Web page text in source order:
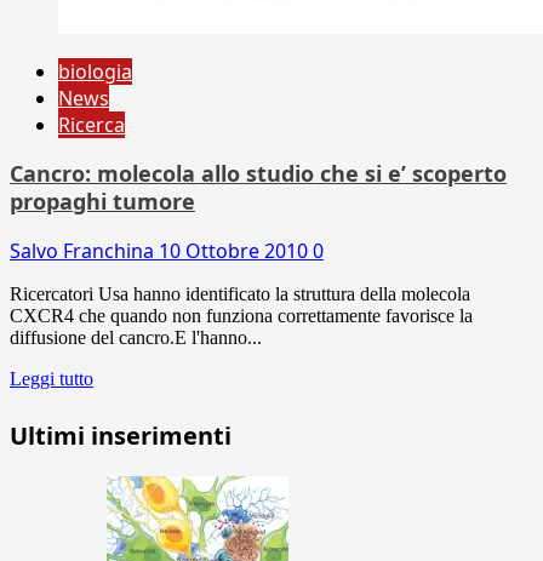
biologia
News
Ricerca
Cancro: molecola allo studio che si e’ scoperto
propaghi tumore
Salvo Franchina 10 Ottobre 20100
Ricercatori Usa hanno identificato la struttura della molecola
CXCR4 che quando non funziona correttamente favorisce la
diffusione del cancro.E l'hanno...
Leggi tutto
Ultimi inserimenti